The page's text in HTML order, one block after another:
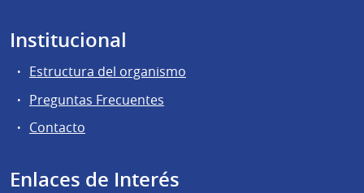
Institucional
Estructura del organismo
Preguntas Frecuentes
Contacto
Enlaces de Interés